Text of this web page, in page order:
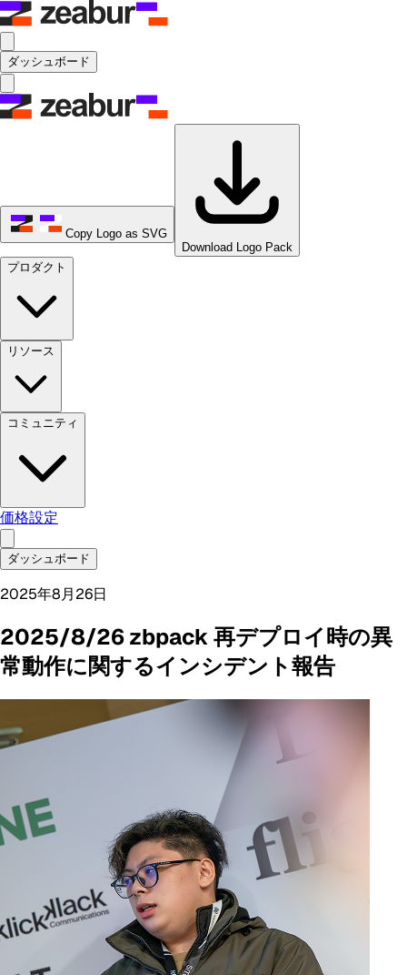
ダッシュボード
Copy Logo as SVG
Download Logo Pack
プロダクト
リソース
コミュニティ
価格設定
ダッシュボード
2025年8月26日
2025/8/26 zbpack 再デプロイ時の異
常動作に関するインシデント報告